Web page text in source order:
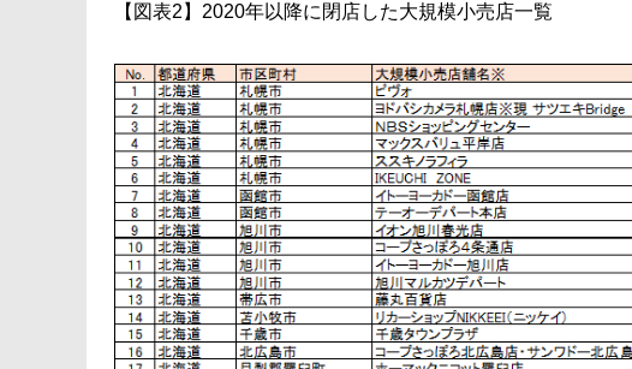
【図表2】2020年以降に閉店した大規模小売店一覧